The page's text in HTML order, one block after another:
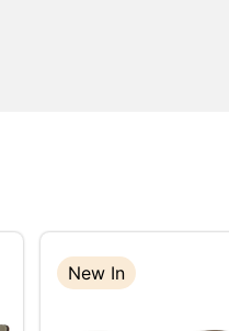
New In